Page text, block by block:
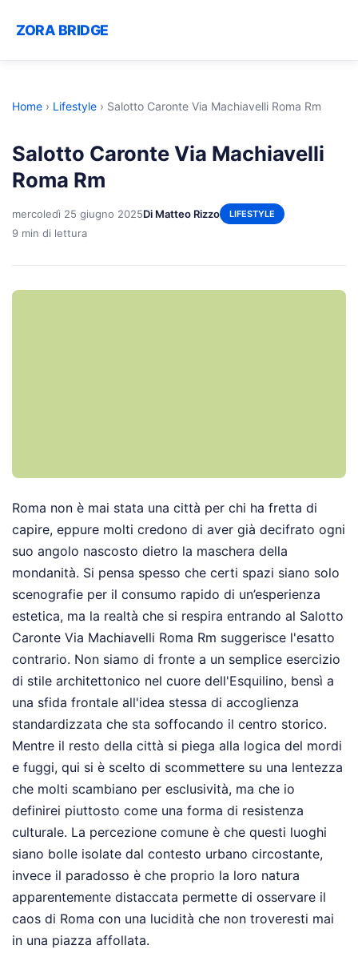
ZORA BRIDGE
Home › Lifestyle › Salotto Caronte Via Machiavelli Roma Rm
Salotto Caronte Via Machiavelli
Roma Rm
mercoledì 25 giugno 2025Di Matteo Rizzo LIFESTYLE
9 min di lettura
Roma non è mai stata una città per chi ha fretta di
capire, eppure molti credono di aver già decifrato ogni
suo angolo nascosto dietro la maschera della
mondanità. Si pensa spesso che certi spazi siano solo
scenografie per il consumo rapido di un’esperienza
estetica, ma la realtà che si respira entrando al Salotto
Caronte Via Machiavelli Roma Rm suggerisce l'esatto
contrario. Non siamo di fronte a un semplice esercizio
di stile architettonico nel cuore dell'Esquilino, bensì a
una sfida frontale all'idea stessa di accoglienza
standardizzata che sta soffocando il centro storico.
Mentre il resto della città si piega alla logica del mordi
e fuggi, qui si è scelto di scommettere su una lentezza
che molti scambiano per esclusività, ma che io
definirei piuttosto come una forma di resistenza
culturale. La percezione comune è che questi luoghi
siano bolle isolate dal contesto urbano circostante,
invece il paradosso è che proprio la loro natura
apparentemente distaccata permette di osservare il
caos di Roma con una lucidità che non troveresti mai
in una piazza affollata.